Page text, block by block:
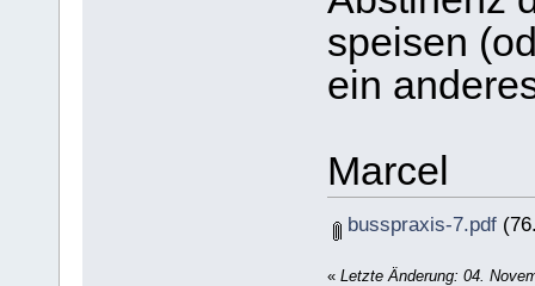
speisen
ein
Marcel
busspraxis-7.pdf
« Letzte Änderung: 04.